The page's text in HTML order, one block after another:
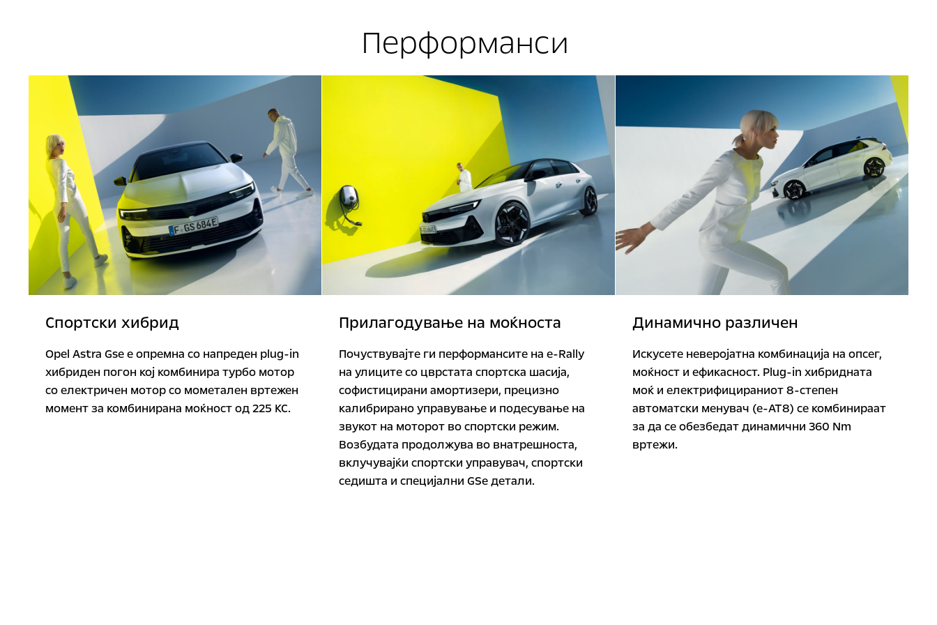
Перформанси
Спортски хибрид
Opel Astra Gse е опремна со напреден plug-in
хибриден погон кој комбинира турбо мотор
со електричен мотор со мометален вртежен
момент за комбинирана моќност од 225 КС.
Прилагодување на моќноста
Почуствувајте ги перформансите на e-Rally
на улиците со цврстата спортска шасија,
софистицирани амортизери, прецизно
калибрирано управување и подесување на
звукот на моторот во спортски режим.
Возбудата продолжува во внатрешноста,
вклучувајќи спортски управувач, спортски
седишта и специјални GSe детали.
Динамично различен
Искусете неверојатна комбинација на опсег,
моќност и ефикасност. Plug-in хибридната
моќ и електрифицираниот 8-степен
автоматски менувач (e-AT8) се комбинираат
за да се обезбедат динамични 360 Nm
вртежи.